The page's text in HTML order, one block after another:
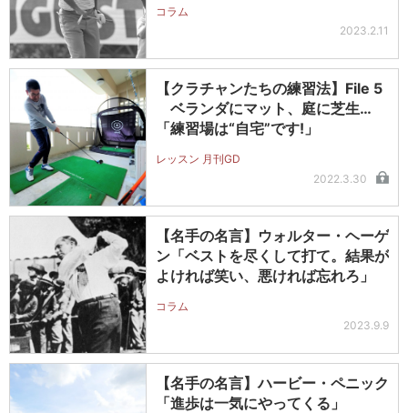
コラム
2023.2.11
【クラチャンたちの練習法】File 5
ベランダにマット、庭に芝生…
「練習場は“自宅”です!」
レッスン 月刊GD
2022.3.30
【名手の名言】ウォルター・ヘーゲ
ン「ベストを尽くして打て。結果が
よければ笑い、悪ければ忘れろ」
コラム
2023.9.9
【名手の名言】ハービー・ペニック
「進歩は一気にやってくる」